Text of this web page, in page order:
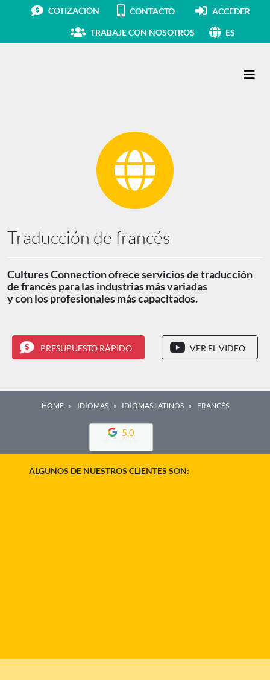
COTIZACIÓN CONTACTO ACCEDER
TRABAJE CON NOSOTROS ES
Traducción de francés
Cultures Connection ofrece servicios de traducción
de francés para las industrias más variadas
y con los profesionales más capacitados.
PRESUPUESTO RÁPIDO VER EL VIDEO
HOME IDIOMAS IDIOMAS LATINOS FRANCÉS
5,0
ALGUNOS DE NUESTROS CLIENTES SON: